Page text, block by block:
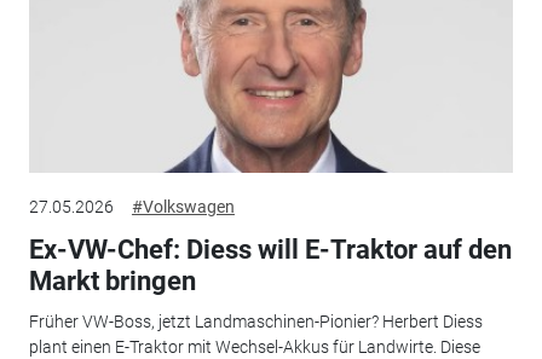
27.05.2026 #Volkswagen
Ex-VW-Chef: Diess will E-Traktor auf den
Markt bringen
Früher VW-Boss, jetzt Landmaschinen-Pionier? Herbert Diess
plant einen E-Traktor mit Wechsel-Akkus für Landwirte. Diese